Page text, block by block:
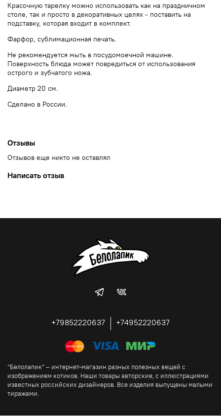
Красочную тарелку можно использовать как на праздничном
столе, так и просто в декоративных целях - поставить на
подставку, которая входит в комплект.
Фарфор, сублимационная печать.
Не рекомендуется мыть в посудомоечной машине.
Поверхность блюда может повредиться от использования
острого и зубчатого ножа.
Диаметр 20 см.
Сделано в России.
Отзывы
Отзывов еще никто не оставлял
Написать отзыв
+79852220637 +74952220637
“Белолапик” – интернет-магазин разных полезных вещей с
изображением котиков. Наши товары авторские, с иллюстрациями
известных российских дизайнеров. Все изделия выпущены малыми
тиражами.